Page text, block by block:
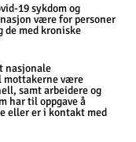
19 sykdom og
være for personer
de med kroniske
nasjonale
mottakerne være
samt arbeidere og
har til oppgave å
eller er i kontakt med